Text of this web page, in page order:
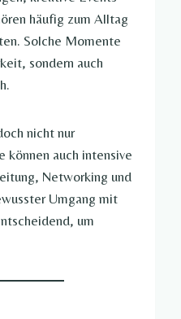
häufig zum Alltag
Solche Momente
sondern auch
nicht nur
können auch intensive
Networking und
Umgang mit
um